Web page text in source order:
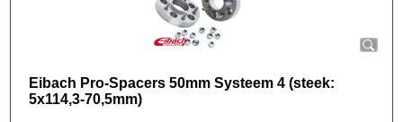
Eibach Pro-Spacers 50mm Systeem 4 (steek:
5x114,3-70,5mm)